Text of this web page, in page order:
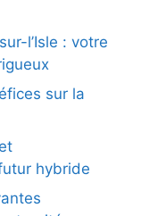
l’Isle : votre
sur la
hybride